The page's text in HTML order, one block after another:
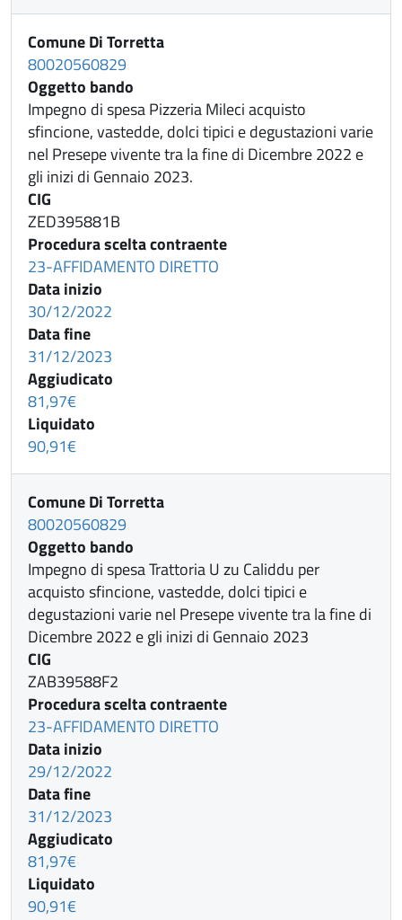
Comune Di Torretta
80020560829
Oggetto bando
Impegno di spesa Pizzeria Mileci acquisto
sfincione, vastedde, dolci tipici e degustazioni varie
nel Presepe vivente tra la fine di Dicembre 2022 e
gli inizi di Gennaio 2023.
CIG
ZED395881B
Procedura scelta contraente
23-AFFIDAMENTO DIRETTO
Data inizio
30/12/2022
Data fine
31/12/2023
Aggiudicato
81,97€
Liquidato
90,91€
Comune Di Torretta
80020560829
Oggetto bando
Impegno di spesa Trattoria U zu Caliddu per
acquisto sfincione, vastedde, dolci tipici e
degustazioni varie nel Presepe vivente tra la fine di
Dicembre 2022 e gli inizi di Gennaio 2023
CIG
ZAB39588F2
Procedura scelta contraente
23-AFFIDAMENTO DIRETTO
Data inizio
29/12/2022
Data fine
31/12/2023
Aggiudicato
81,97€
Liquidato
90,91€